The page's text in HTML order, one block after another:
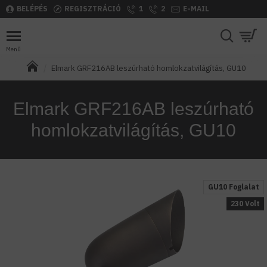
BELÉPÉS REGISZTRÁCIÓ 1 2 E-MAIL
Elmark GRF216AB leszúrható homlokzatvilágítás, GU10
Elmark GRF216AB leszúrható
homlokzatvilágítás, GU10
GU10 Foglalat
230 Volt